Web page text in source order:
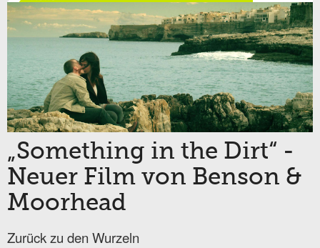
„Something in the Dirt“ -
Neuer Film von Benson &
Moorhead
Zurück zu den Wurzeln